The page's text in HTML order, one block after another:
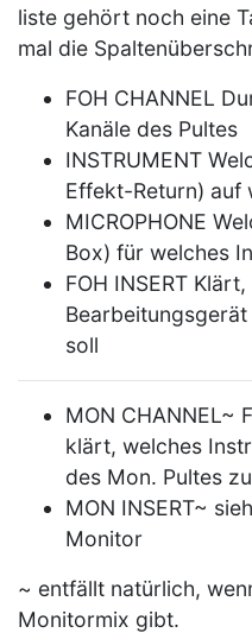
liste gehört noch eine
mal die
FOH CHANNEL
Kanäle des Pultes
INSTRUMENT
Effekt-Return) auf
MICROPHONE
Box) für welches
FOH INSERT
soll
MON CHANNEL~
klärt, welches
des Mon. Pultes
MON INSERT~
Monitor
~ entfällt natürlich,
Monitormix gibt.